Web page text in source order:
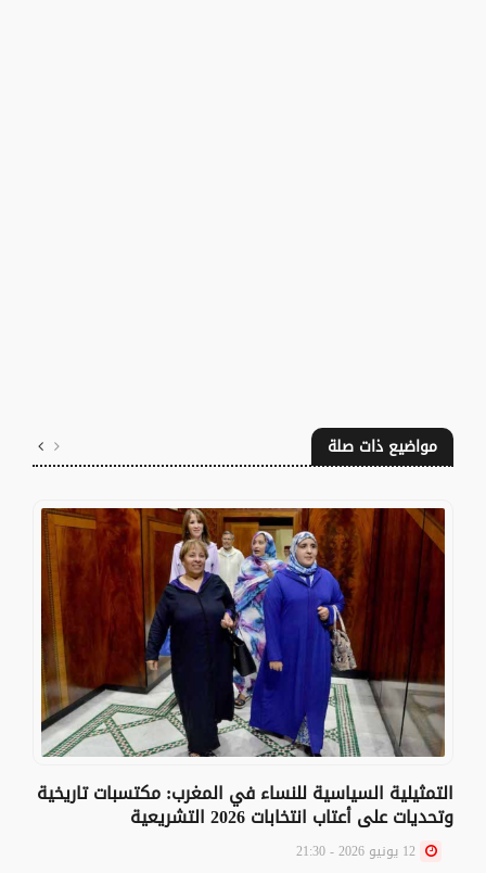
مواضيع ذات صلة
التمثيلية السياسية للنساء في المغرب: مكتسبات تاريخية
وتحديات على أعتاب انتخابات 2026 التشريعية